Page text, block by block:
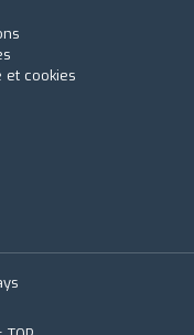
et cookies